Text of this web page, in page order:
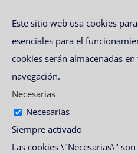
Este sitio web usa cookies
esenciales para el
cookies serán almacenadas
navegación.
Necesarias
Necesarias
Siempre activado
Las cookies \"Necesarias\"